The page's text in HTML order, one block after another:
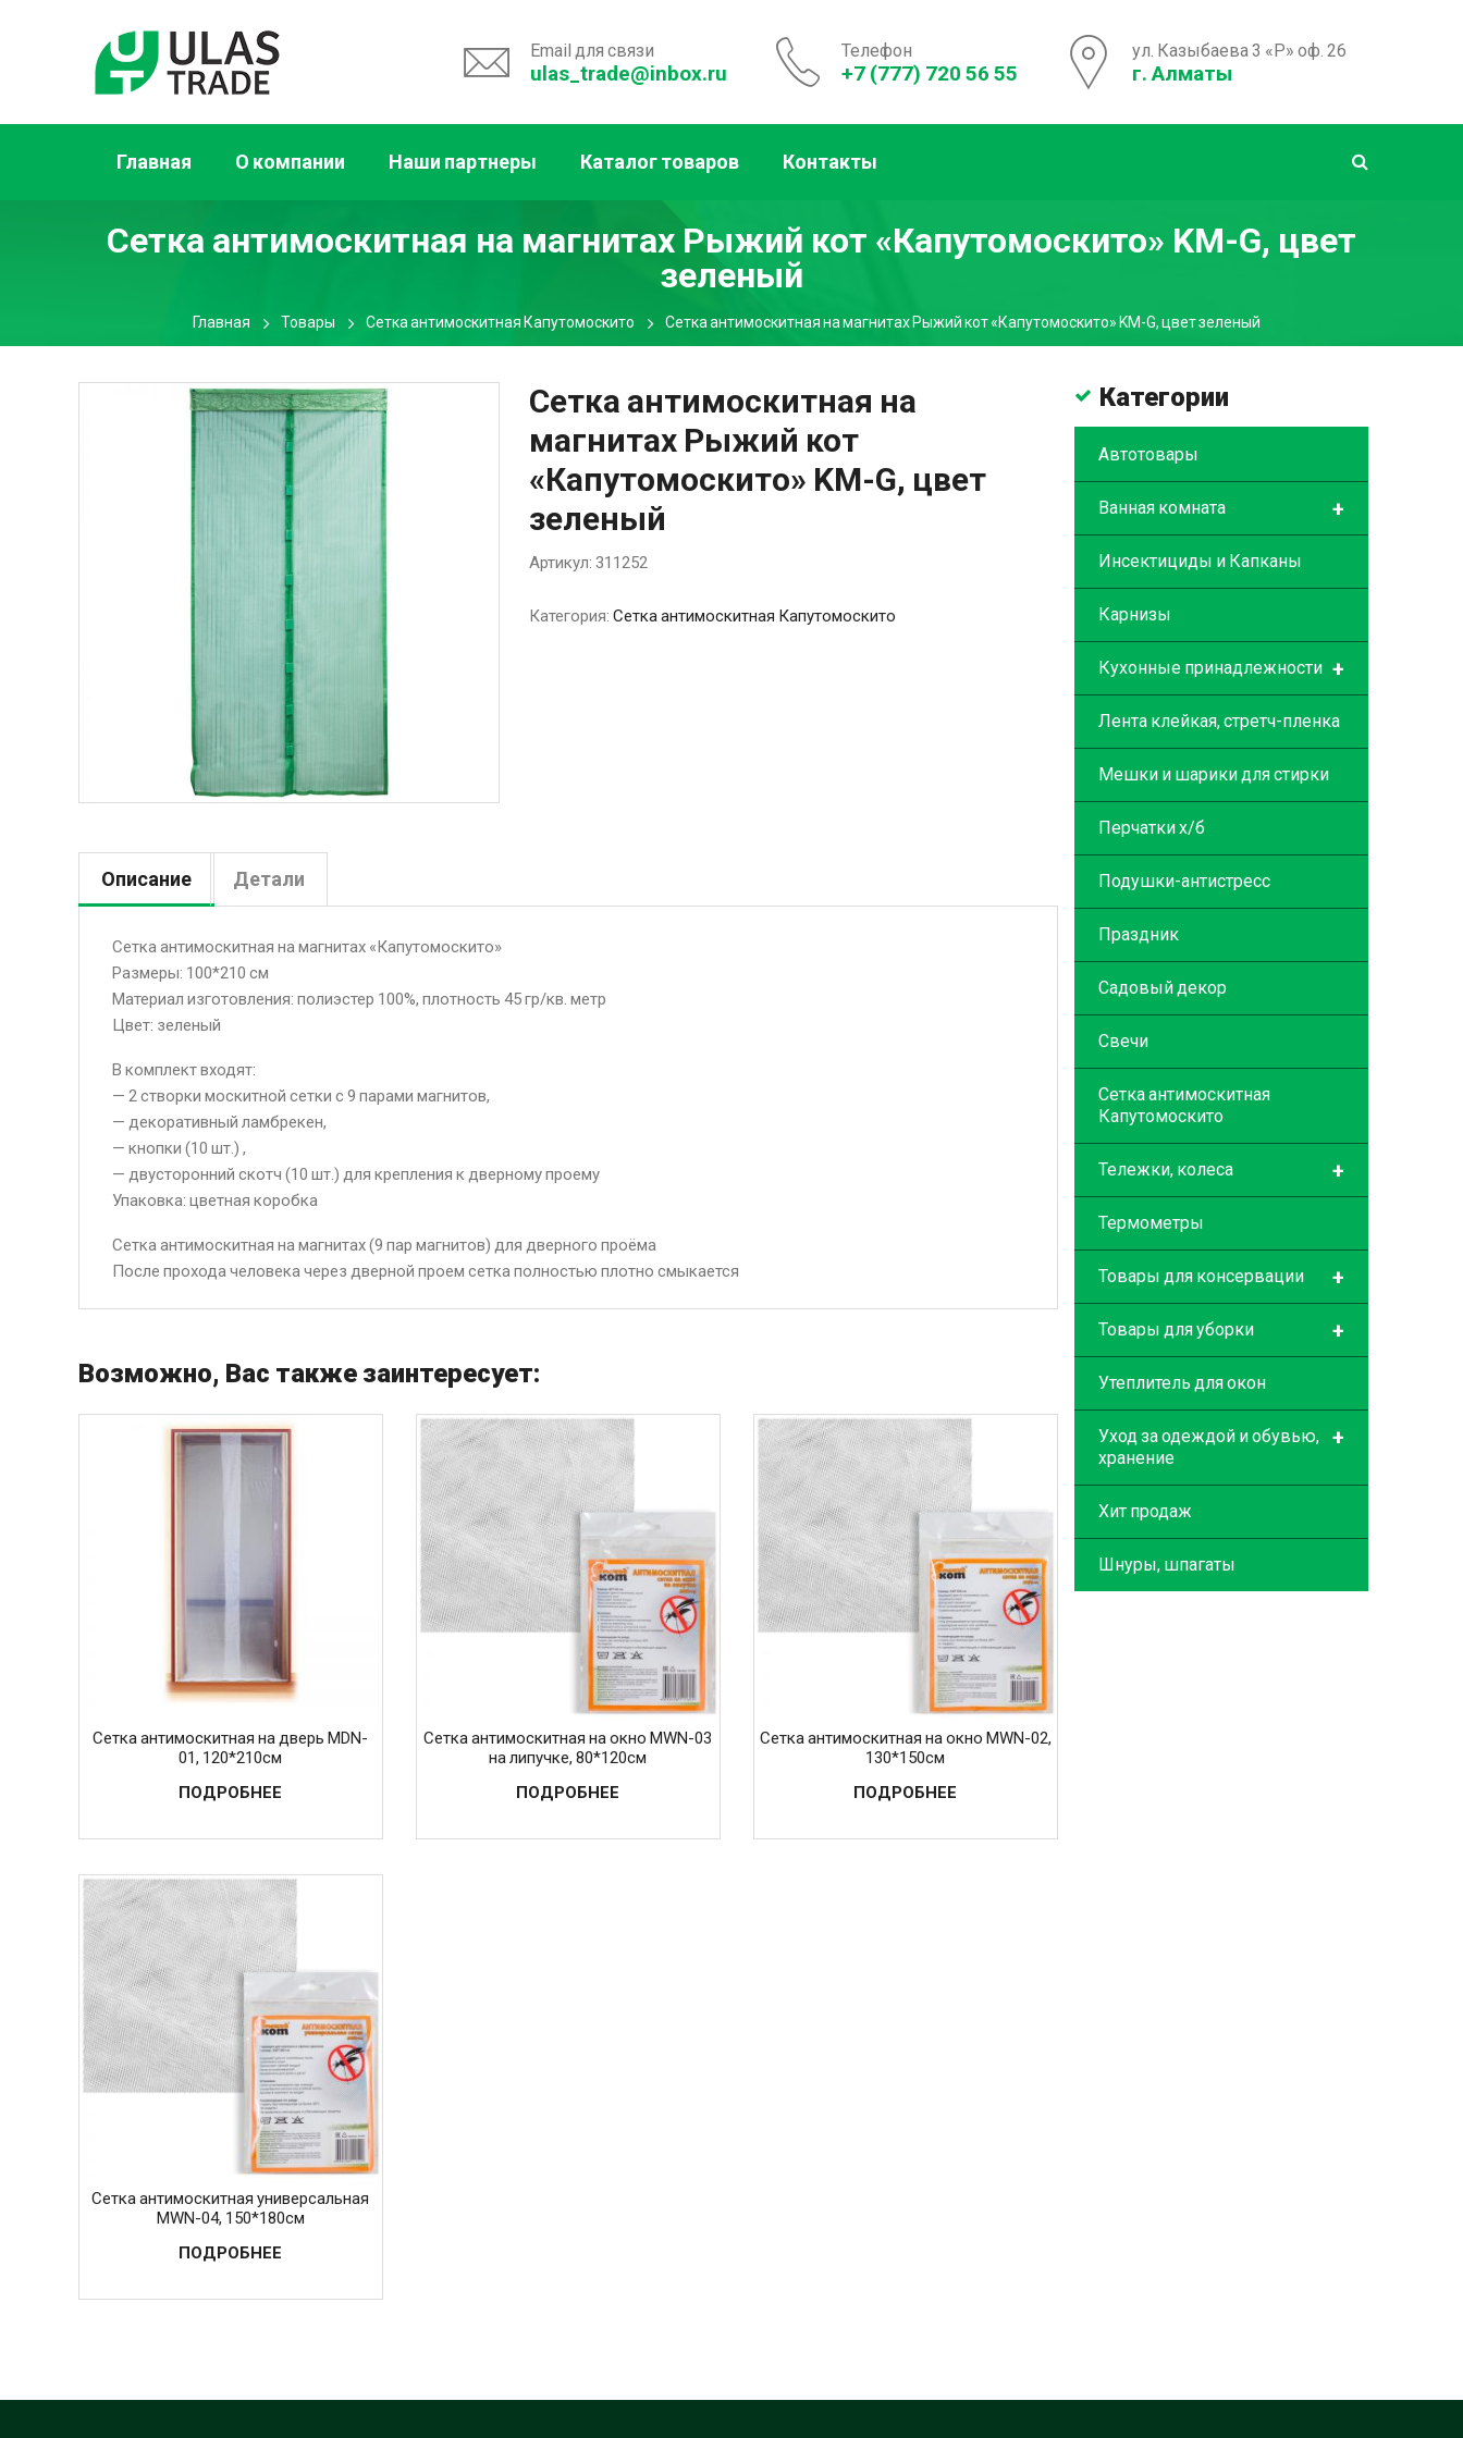
Email для связи
ulas_trade@inbox.ru
Телефон
+7 (777) 720 56 55
ул. Казыбаева 3 «Р» оф. 26
г. Алматы
Главная О компании Наши партнеры Каталог товаров Контакты
Сетка антимоскитная на магнитах Рыжий кот «Капутомоскито» KM-G, цвет
зеленый
Главная Товары Сетка антимоскитная Капутомоскито Сетка антимоскитная на магнитах Рыжий кот «Капутомоскито» KM-G, цвет зеленый
Сетка антимоскитная на
магнитах Рыжий кот
«Капутомоскито» KM-G, цвет
зеленый
Артикул: 311252
Категория: Сетка антимоскитная Капутомоскито
Описание Детали
Сетка антимоскитная на магнитах «Капутомоскито»
Размеры: 100*210 см
Материал изготовления: полиэстер 100%, плотность 45 гр/кв. метр
Цвет: зеленый
В комплект входят:
— 2 створки москитной сетки с 9 парами магнитов,
— декоративный ламбрекен,
— кнопки (10 шт.) ,
— двусторонний скотч (10 шт.) для крепления к дверному проему
Упаковка: цветная коробка
Сетка антимоскитная на магнитах (9 пар магнитов) для дверного проёма
После прохода человека через дверной проем сетка полностью плотно смыкается
Возможно, Вас также заинтересует:
Сетка антимоскитная на дверь MDN-
01, 120*210см
ПОДРОБНЕЕ
Сетка антимоскитная на окно MWN-03
на липучке, 80*120см
ПОДРОБНЕЕ
Сетка антимоскитная на окно MWN-02,
130*150см
ПОДРОБНЕЕ
Сетка антимоскитная универсальная
MWN-04, 150*180см
ПОДРОБНЕЕ
Категории
Автотовары
+
Ванная комната
Инсектициды и Капканы
Карнизы
+
Кухонные принадлежности
Лента клейкая, стретч-пленка
Мешки и шарики для стирки
Перчатки х/б
Подушки-антистресс
Праздник
Садовый декор
Свечи
Сетка антимоскитная
Капутомоскито
+
Тележки, колеса
Термометры
+
Товары для консервации
+
Товары для уборки
Утеплитель для окон
+
Уход за одеждой и обувью,
хранение
Хит продаж
Шнуры, шпагаты